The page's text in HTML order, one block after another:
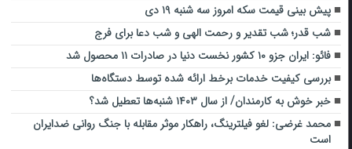
پیش بینی قیمت سکه امروز سه شنبه ۱۹ دی
شب قدر؛ شب تقدیر و رحمت الهی و شب دعا برای فرج
فائو: ایران جزو ۱۰ کشور نخست دنیا در صادرات ۱۱ محصول شد
بررسی کیفیت خدمات برخط ارائه شده توسط دستگاه‌ها
خبر خوش به کارمندان/ از سال ۱۴۰۳ شنبه‌ها تعطیل شد؟
محمد غرضی: لغو فیلترینگ، راهکار موثر مقابله با جنگ روانی ضدایران
است